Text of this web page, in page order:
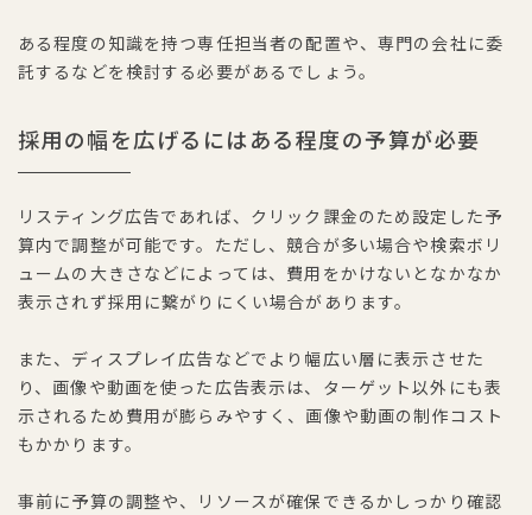
ある程度の知識を持つ専任担当者の配置や、専門の会社に委
託するなどを検討する必要があるでしょう。
採用の幅を広げるにはある程度の予算が必要
リスティング広告であれば、クリック課金のため設定した予
算内で調整が可能です。ただし、競合が多い場合や検索ボリ
ュームの大きさなどによっては、費用をかけないとなかなか
表示されず採用に繋がりにくい場合があります。
また、ディスプレイ広告などでより幅広い層に表示させた
り、画像や動画を使った広告表示は、ターゲット以外にも表
示されるため費用が膨らみやすく、画像や動画の制作コスト
もかかります。
事前に予算の調整や、リソースが確保できるかしっかり確認